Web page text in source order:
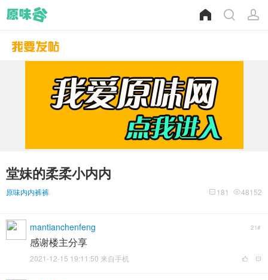
堂妹的柔柔小内内
原味内内裤裤 48152
181
mantianchenfeng 21#
感谢楼主分享
2021-12-15 19:11:50 来自手机